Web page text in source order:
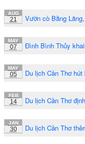
AUG
21 Vườn cò Bằng
MAY
07 Đình Bình Thủy
MAY
05 Du lịch Cần Thơ
FEB
14 Du lịch Cần Thơ
JAN
30 Du lịch Cần Thơ